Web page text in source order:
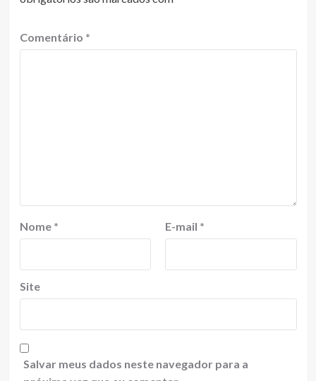
Comentário *
Nome * E-mail *
Site
Salvar meus dados neste navegador para a